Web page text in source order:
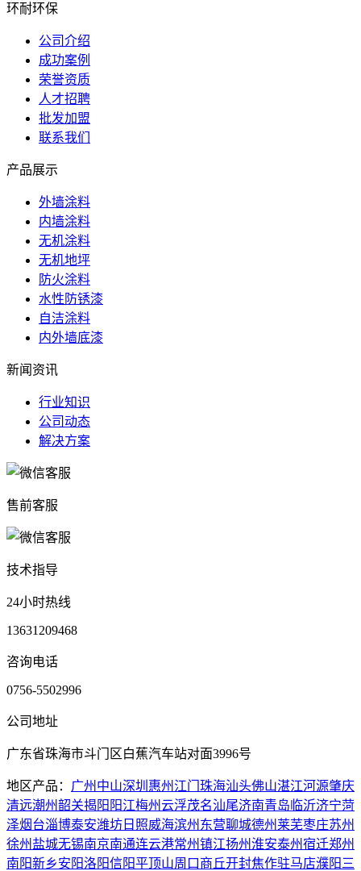
环耐环保
公司介绍
成功案例
荣誉资质
人才招聘
批发加盟
联系我们
产品展示
外墙涂料
内墙涂料
无机涂料
无机地坪
防火涂料
水性防锈漆
自洁涂料
内外墙底漆
新闻资讯
行业知识
公司动态
解决方案
售前客服
技术指导
24小时热线
13631209468
咨询电话
0756-5502996
公司地址
广东省珠海市斗门区白蕉汽车站对面3996号
地区产品： 广州 中山深圳 惠州 江门 珠海汕头佛山湛江河源肇庆
清远潮州韶关揭阳 阳江梅州云浮茂名汕尾济南青岛 临沂济宁菏
泽烟台淄博泰安潍坊 日照威海滨州 东营聊城德州莱芜枣庄苏州
徐州 盐城无锡南京南通连云港常州镇江扬州淮安泰州宿迁郑州
南阳新乡安阳洛阳信阳平顶山周口 商丘开封焦作驻马店濮阳 三